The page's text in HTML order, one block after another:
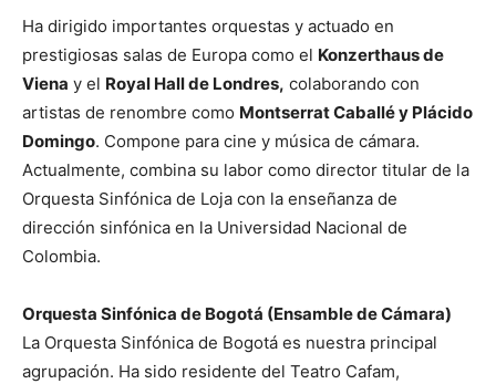
Ha dirigido importantes orquestas y actuado en
prestigiosas salas de Europa como el Konzerthaus de
Viena y el Royal Hall de Londres, colaborando con
artistas de renombre como Montserrat Caballé y Plácido
Domingo. Compone para cine y música de cámara.
Actualmente, combina su labor como director titular de la
Orquesta Sinfónica de Loja con la enseñanza de
dirección sinfónica en la Universidad Nacional de
Colombia.
Orquesta Sinfónica de Bogotá (Ensamble de Cámara)
La Orquesta Sinfónica de Bogotá es nuestra principal
agrupación. Ha sido residente del Teatro Cafam,